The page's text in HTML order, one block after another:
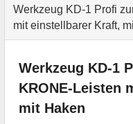
Werkzeug KD-1 Profi
mit einstellbarer Kraft,
Werkzeug KD-1
KRONE-Leisten
mit Haken